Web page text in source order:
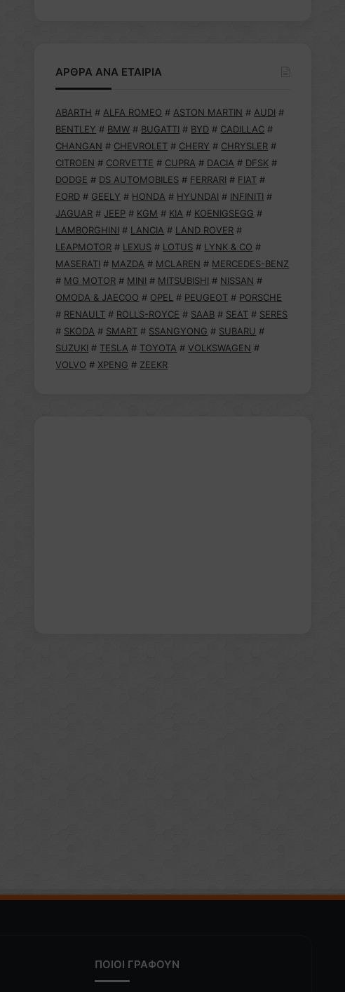
ΑΡΘΡΑ ΑΝΑ ΕΤΑΙΡΙΑ
ABARTH # ALFA ROMEO # ASTON MARTIN # AUDI #
BENTLEY # BMW # BUGATTI # BYD # CADILLAC #
CHANGAN # CHEVROLET # CHERY # CHRYSLER #
CITROEN # CORVETTE # CUPRA # DACIA # DFSK #
DODGE # DS AUTOMOBILES # FERRARI # FIAT #
FORD # GEELY # HONDA # HYUNDAI # INFINITI #
JAGUAR # JEEP # KGM # KIA # KOENIGSEGG #
LAMBORGHINI # LANCIA # LAND ROVER #
LEAPMOTOR # LEXUS # LOTUS # LYNK & CO #
MASERATI # MAZDA # MCLAREN # MERCEDES-BENZ
# MG MOTOR # MINI # MITSUBISHI # NISSAN #
OMODA & JAECOO # OPEL # PEUGEOT # PORSCHE
# RENAULT # ROLLS-ROYCE # SAAB # SEAT # SERES
# SKODA # SMART # SSANGYONG # SUBARU #
SUZUKI # TESLA # TOYOTA # VOLKSWAGEN #
VOLVO # XPENG # ZEEKR
ΠΟΙΟΙ ΓΡΑΦΟΥΝ